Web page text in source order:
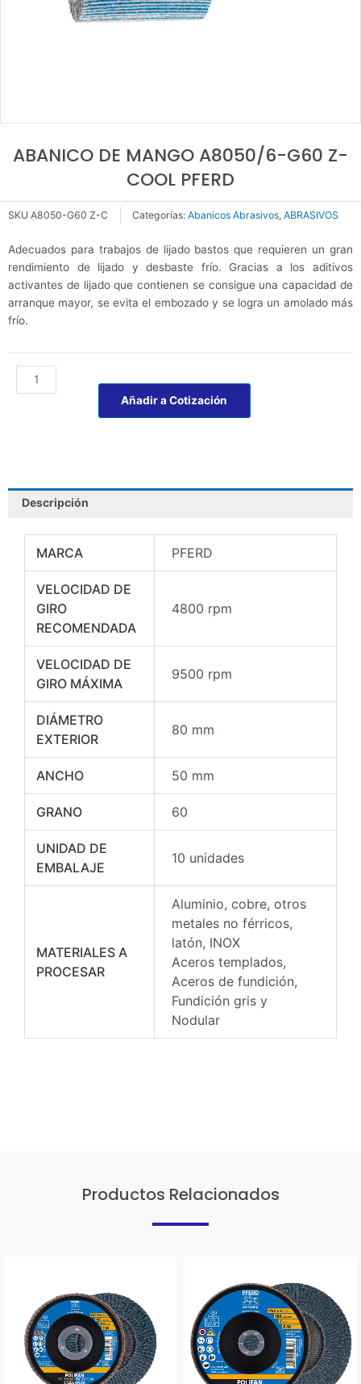
ABANICO DE MANGO A8050/6-G60 Z-
COOL PFERD
SKU A8050-G60 Z-C Categorías: Abanicos Abrasivos, ABRASIVOS
Adecuados para trabajos de lijado bastos que requieren un gran
rendimiento de lijado y desbaste frío. Gracias a los aditivos
activantes de lijado que contienen se consigue una capacidad de
arranque mayor, se evita el embozado y se logra un amolado más
frío.
ABANICO
DE
PFERD
Añadir a Cotización
Descripción
MARCA PFERD
VELOCIDAD DE
GIRO
RECOMENDADA
4800 rpm
VELOCIDAD DE
GIRO MÁXIMA
9500 rpm
DIÁMETRO
EXTERIOR
80 mm
ANCHO 50 mm
GRANO 60
UNIDAD DE
EMBALAJE
10 unidades
MATERIALES A
PROCESAR
Aluminio, cobre, otros
metales no férricos,
latón, INOX
Aceros templados,
Aceros de fundición,
Fundición gris y
Nodular
Productos Relacionados